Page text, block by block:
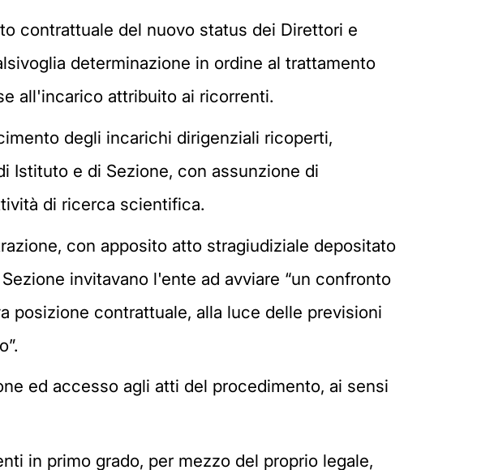
contrattuale del nuovo status dei Direttori e
determinazione in ordine al trattamento
all'incarico attribuito ai ricorrenti.
degli incarichi dirigenziali ricoperti,
Istituto e di Sezione, con assunzione di
di ricerca scientifica.
con apposito atto stragiudiziale depositato
invitavano l'ente ad avviare “un confronto
posizione contrattuale, alla luce delle previsioni
ed accesso agli atti del procedimento, ai sensi
in primo grado, per mezzo del proprio legale,